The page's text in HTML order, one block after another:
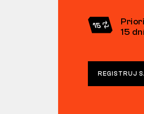
15
REGISTRUJ